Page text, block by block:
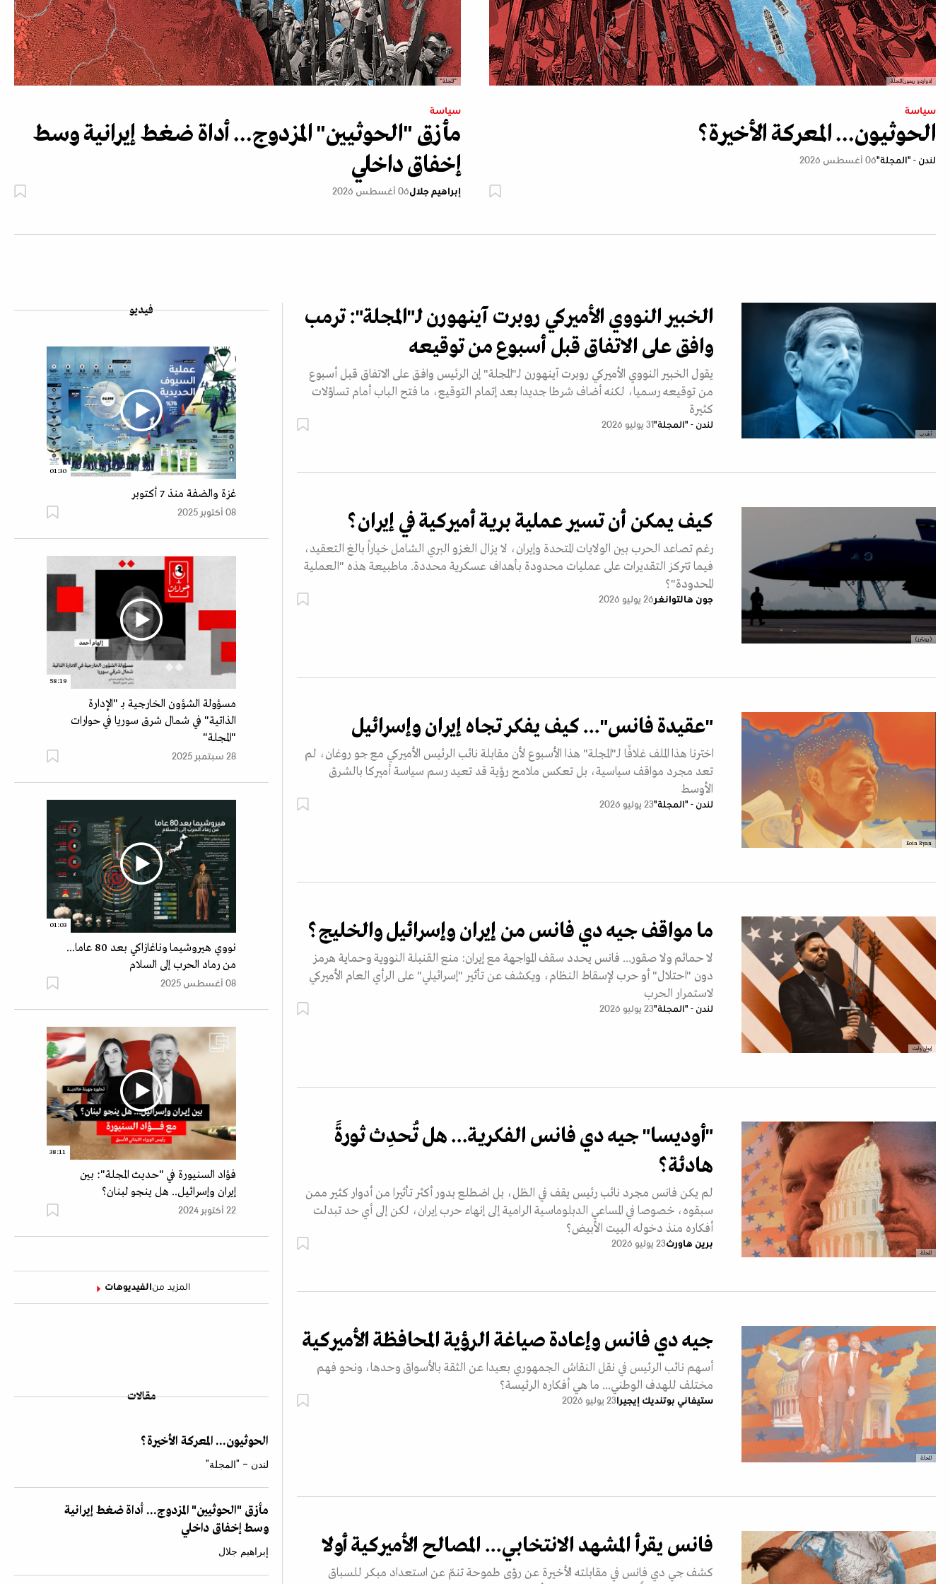
إدواردو ريمون/المجلة
سياسة
الحوثيون... المعركة الأخيرة؟
لندن - "المجلة"06 أغسطس 2026
"المجلة"
سياسة
مأزق "الحوثيين" المزدوج... أداة ضغط إيرانية وسط
إخفاق داخلي
إبراهيم جلال06 أغسطس 2026
أ.ف.ب
الخبير النووي الأميركي روبرت آينهورن لـ"المجلة": ترمب
وافق على الاتفاق قبل أسبوع من توقيعه
يقول الخبير النووي الأميركي روبرت آينهورن لـ"المجلة" إن الرئيس وافق على الاتفاق قبل أسبوع
من توقيعه رسميا، لكنه أضاف شرطا جديدا بعد إتمام التوقيع، ما فتح الباب أمام تساؤلات
كثيرة
لندن - "المجلة"31 يوليو 2026
(رويترز)
كيف يمكن أن تسير عملية برية أميركية في إيران؟
رغم تصاعد الحرب بين الولايات المتحدة وإيران، لا يزال الغزو البري الشامل خياراً بالغ التعقيد،
فيما تتركز التقديرات على عمليات محدودة بأهداف عسكرية محددة. ماطبيعة هذه "العملية
المحدودة"؟
جون هالتوانغر26 يوليو 2026
Eoin Ryan
"عقيدة فانس"... كيف يفكر تجاه إيران وإسرائيل
اخترنا هذا الملف غلافًا لـ"المجلة" هذا الأسبوع لأن مقابلة نائب الرئيس الأميركي مع جو روغان، لم
تعد مجرد مواقف سياسية، بل تعكس ملامح رؤية قد تعيد رسم سياسة أميركا بالشرق
الأوسط
لندن - "المجلة"23 يوليو 2026
إيوان وايت
ما مواقف جيه دي فانس من إيران وإسرائيل والخليج؟
لا حمائم ولا صقور... فانس يحدد سقف المواجهة مع إيران: منع القنبلة النووية وحماية هرمز
دون "احتلال" أو حرب لإسقاط النظام، ويكشف عن تأثير "إسرائيلي" على الرأي العام الأميركي
لاستمرار الحرب
لندن - "المجلة"23 يوليو 2026
المجلة
"أوديسا" جيه دي فانس الفكرية... هل تُحدِث ثورةً
هادئة؟
لم يكن فانس مجرد نائب رئيس يقف في الظل، بل اضطلع بدور أكثر تأثيرا من أدوار كثير ممن
سبقوه، خصوصا في المساعي الدبلوماسية الرامية إلى إنهاء حرب إيران، لكن إلى أي حد تبدلت
أفكاره منذ دخوله البيت الأبيض؟
برين هاورث23 يوليو 2026
المجلة
جيه دي فانس وإعادة صياغة الرؤية المحافظة الأميركية
أسهم نائب الرئيس في نقل النقاش الجمهوري بعيدا عن الثقة بالأسواق وحدها، ونحو فهم
مختلف للهدف الوطني... ما هي أفكاره الرئيسة؟
ستيفاني بوتنديك إيجيرا23 يوليو 2026
فانس يقرأ المشهد الانتخابي... المصالح الأميركية أولا
كشف جي دي فانس في مقابلته الأخيرة عن رؤى طموحة تنمّ عن استعداد مبكر للسباق
فيديو
01:30
غزة والضفة منذ 7 أكتوبر
08 أكتوبر 2025
58:19
مسؤولة الشؤون الخارجية بـ "الإدارة
الذاتية" في شمال شرق سوريا في حوارات
"المجلة"
28 سبتمبر 2025
01:03
نووي هيروشيما وناغازاكي بعد 80 عاما...
من رماد الحرب إلى السلام
08 أغسطس 2025
38:11
فؤاد السنيورة في "حديث المجلة": بين
إيران وإسرائيل.. هل ينجو لبنان؟
22 أكتوبر 2024
المزيد منالفيديوهات
مقالات
الحوثيون... المعركة الأخيرة؟
لندن - "المجلة"
مأزق "الحوثيين" المزدوج... أداة ضغط إيرانية
وسط إخفاق داخلي
إبراهيم جلال